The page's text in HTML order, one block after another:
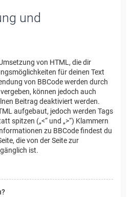
und
von HTML, die dir
für deinen Text
von BBCode werden durch
können jedoch auch
Beitrag deaktiviert werden.
aufgebaut, jedoch werden Tags
spitzen („<“ und „>“) Klammern
zu BBCode findest du
die von der Seite zur
ist.